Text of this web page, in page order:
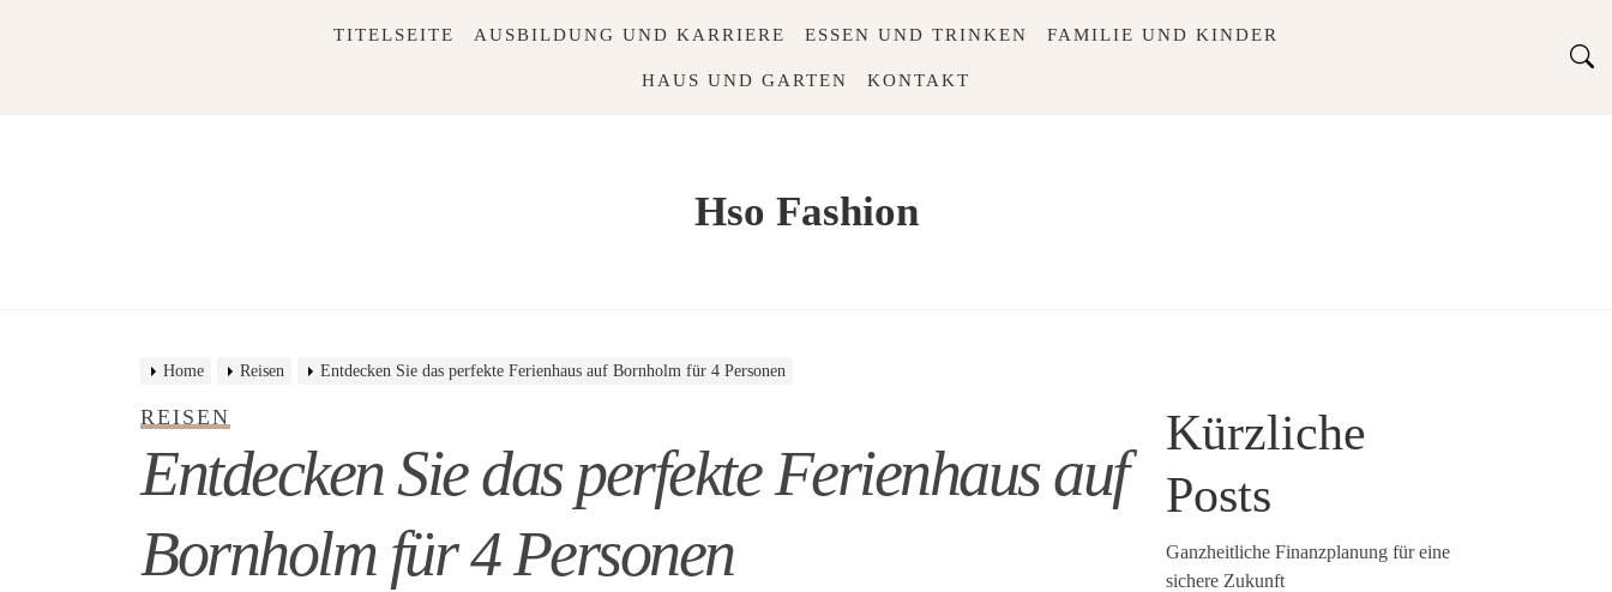
TITELSEITE AUSBILDUNG UND KARRIERE ESSEN UND TRINKEN FAMILIE UND KINDER
HAUS UND GARTEN KONTAKT
Hso Fashion
Home Reisen Entdecken Sie das perfekte Ferienhaus auf Bornholm für 4 Personen
REISEN
Entdecken Sie das perfekte Ferienhaus auf
Bornholm für 4 Personen
Kürzliche
Posts
Ganzheitliche Finanzplanung für eine
sichere Zukunft